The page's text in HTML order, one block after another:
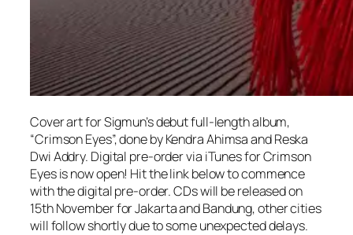
Cover art for Sigmun’s debut full-length album,
“Crimson Eyes”, done by Kendra Ahimsa and Reska
Dwi Addry. Digital pre-order via iTunes for Crimson
Eyes is now open! Hit the link below to commence
with the digital pre-order. CDs will be released on
15th November for Jakarta and Bandung, other cities
will follow shortly due to some unexpected delays.